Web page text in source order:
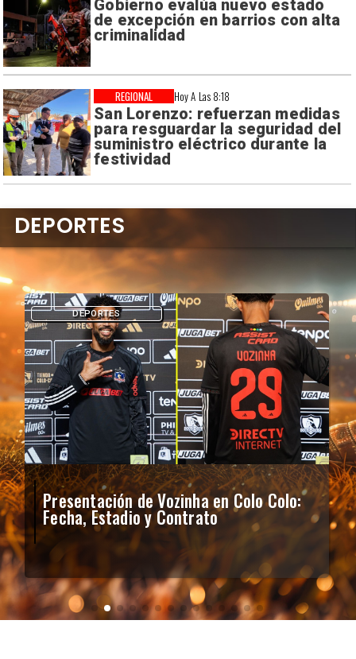
Gobierno evalúa nuevo estado
de excepción en barrios con alta
criminalidad
Hoy A Las 8:18
San Lorenzo: refuerzan medidas
para resguardar la seguridad del
suministro eléctrico durante la
festividad
REGIONAL
Presentación de Vozinha en Colo Colo:
Fecha, Estadio y Contrato
DEPORTES
DEPORTES